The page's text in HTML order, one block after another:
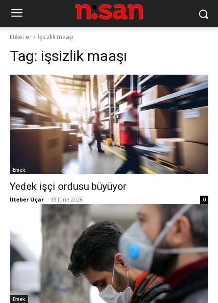
Etiketler Işsizlik maaşı
Tag: işsizlik maaşı
Emek
Yedek işçi ordusu büyüyor
İlteber Uçar - 13 June 2026 0
Emek